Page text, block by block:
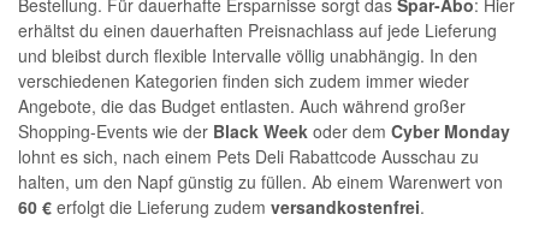
erhältst du einen dauerhaften Preisnachlass auf jede Lieferung
und bleibst durch flexible Intervalle völlig unabhängig. In den
verschiedenen Kategorien finden sich zudem immer wieder
Angebote, die das Budget entlasten. Auch während großer
Shopping-Events wie der Black Week oder dem Cyber Monday
lohnt es sich, nach einem Pets Deli Rabattcode Ausschau zu
halten, um den Napf günstig zu füllen. Ab einem Warenwert von
60 € erfolgt die Lieferung zudem versandkostenfrei.